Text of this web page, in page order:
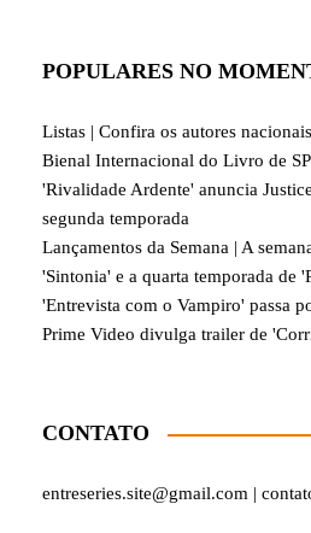
POPULARES NO
Listas | Confira os autores
Bienal Internacional do Livro de SP
'Rivalidade Ardente' anuncia
segunda temporada
Lançamentos da Semana | A
'Sintonia' e a quarta temporada de
'Entrevista com o Vampiro' passa
Prime Video divulga trailer de
CONTATO
entreseries.site@gmail.com |